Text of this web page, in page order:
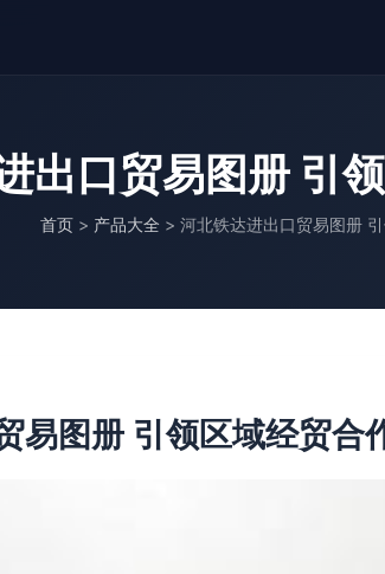
出口贸易图册 引
首页 > 产品大全 > 河北铁达进出口贸易图册
易图册 引领区域经贸合